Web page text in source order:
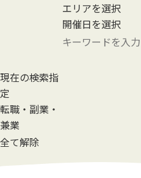
エリアを選択
開催日を選択
現在の検索指
定
転職・副業・
兼業
全て解除